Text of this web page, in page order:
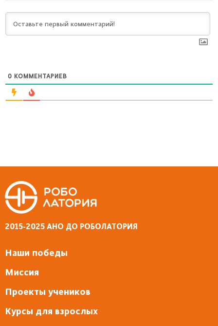
0 КОММЕНТАРИЕВ
2015-2025 АНО ДО РОБОЛАТОРИЯ
Наши победы
Миссия
Проекты учеников
Курсы для взрослых